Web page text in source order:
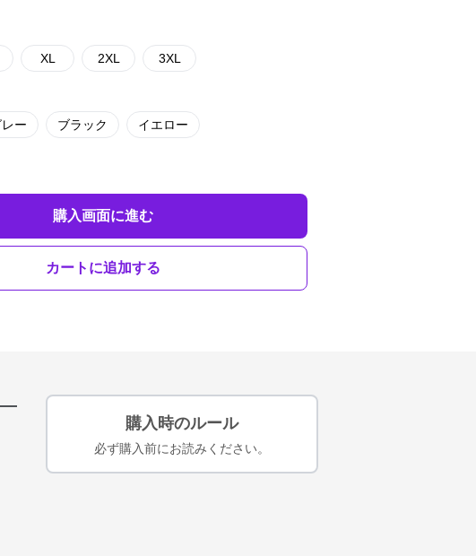
XL 2XL 3XL
ー ブラック イエロー
購入画面に進む
カートに追加する
購入時のルール
必ず購入前にお読みください。